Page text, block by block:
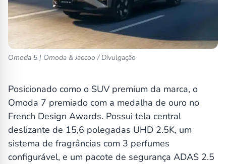
Omoda 5 | Omoda & Jaecoo / Divulgação
Posicionado como o SUV premium da marca, o
Omoda 7 premiado com a medalha de ouro no
French Design Awards. Possui tela central
deslizante de 15,6 polegadas UHD 2.5K, um
sistema de fragrâncias com 3 perfumes
configurável, e um pacote de segurança ADAS 2.5